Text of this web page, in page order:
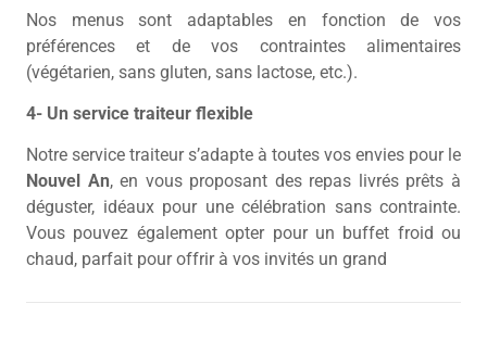
Nos menus sont adaptables en fonction de vos
préférences et de vos contraintes alimentaires
(végétarien, sans gluten, sans lactose, etc.).
4- Un service traiteur flexible
Notre service traiteur s’adapte à toutes vos envies pour le
Nouvel An, en vous proposant des repas livrés prêts à
déguster, idéaux pour une célébration sans contrainte.
Vous pouvez également opter pour un buffet froid ou
chaud, parfait pour offrir à vos invités un grand